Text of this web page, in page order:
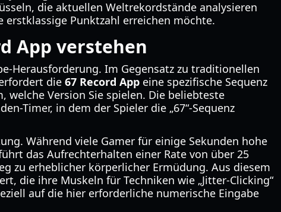
die aktuellen Weltrekordstände analysieren
Punktzahl erreichen möchte.
App verstehen
Herausforderung. Im Gegensatz zu traditionellen
die 67 Record App eine spezifische Sequenz
welche Version Sie spielen. Die beliebteste
Timer, in dem der Spieler die „67“-Sequenz
Während viele Gamer für einige Sekunden hohe
das Aufrechterhalten einer Rate von über 25
zu erheblicher körperlicher Ermüdung. Aus diesem
die ihre Muskeln für Techniken wie „Jitter-Clicking“
auf die hier erforderliche numerische Eingabe